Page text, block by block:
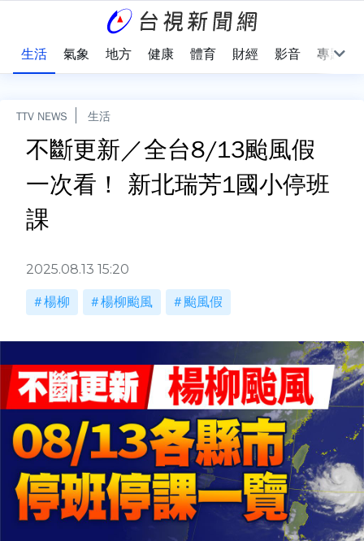
生活 氣象 地方 健康 體育 財經 影音 專題
TTV NEWS 生活
不斷更新／全台8/13颱風假
一次看！ 新北瑞芳1國小停班
課
2025.08.13 15:20
楊柳 楊柳颱風 颱風假